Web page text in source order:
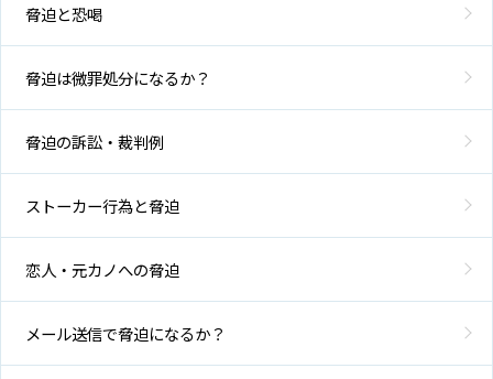
脅迫と恐喝
脅迫は微罪処分になるか？
脅迫の訴訟・裁判例
ストーカー行為と脅迫
恋人・元カノへの脅迫
メール送信で脅迫になるか？